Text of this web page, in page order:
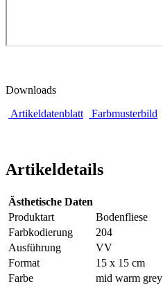
Downloads
Artikeldatenblatt
Farbmusterbild
Artikeldetails
Ästhetische Daten
Produktart
Bodenfliese
Farbkodierung
204
Ausführung
VV
Format
15 x 15 cm
Farbe
mid warm grey